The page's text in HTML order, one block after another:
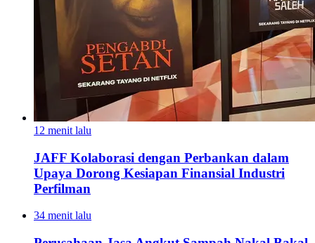
12 menit lalu
JAFF Kolaborasi dengan Perbankan dalam
Upaya Dorong Kesiapan Finansial Industri
Perfilman
34 menit lalu